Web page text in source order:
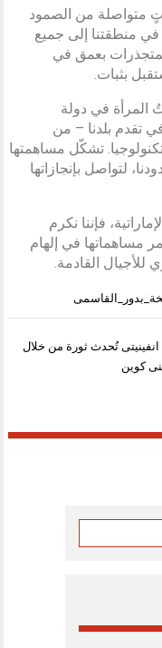
متواصلة من الصمود
منطقتنا إلى جميع
بعمق في
بثبات.
المرأة في دولة
تقدم بلدنا – من
تشكّل مساهمتها
لتواصل بإنجازاتها
فإننا نكرم
مساهماتها في إلهام
القادمة.
تُحدث ثورة من خلال
كوين